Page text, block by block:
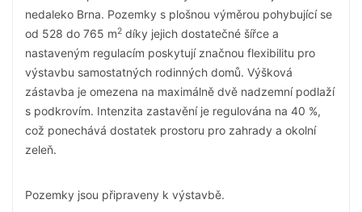
nedaleko Brna. Pozemky s plošnou výměrou pohybující se
od 528 do 765 m2 díky jejich dostatečné šířce a
nastaveným regulacím poskytují značnou flexibilitu pro
výstavbu samostatných rodinných domů. Výšková
zástavba je omezena na maximálně dvě nadzemní podlaží
s podkrovím. Intenzita zastavění je regulována na 40 %,
což ponechává dostatek prostoru pro zahrady a okolní
zeleň.
Pozemky jsou připraveny k výstavbě.